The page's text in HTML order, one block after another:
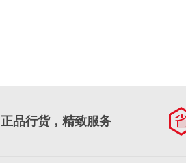
正品行货，精致服务